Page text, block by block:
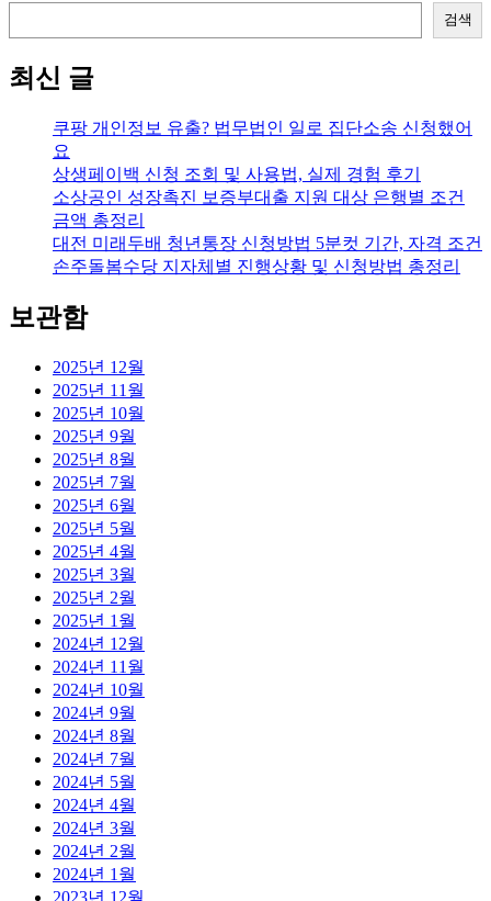
검색
최신 글
쿠팡 개인정보 유출? 법무법인 일로 집단소송 신청했어
요
상생페이백 신청 조회 및 사용법, 실제 경험 후기
소상공인 성장촉진 보증부대출 지원 대상 은행별 조건
금액 총정리
대전 미래두배 청년통장 신청방법 5분컷 기간, 자격 조건
손주돌봄수당 지자체별 진행상황 및 신청방법 총정리
보관함
2025년 12월
2025년 11월
2025년 10월
2025년 9월
2025년 8월
2025년 7월
2025년 6월
2025년 5월
2025년 4월
2025년 3월
2025년 2월
2025년 1월
2024년 12월
2024년 11월
2024년 10월
2024년 9월
2024년 8월
2024년 7월
2024년 5월
2024년 4월
2024년 3월
2024년 2월
2024년 1월